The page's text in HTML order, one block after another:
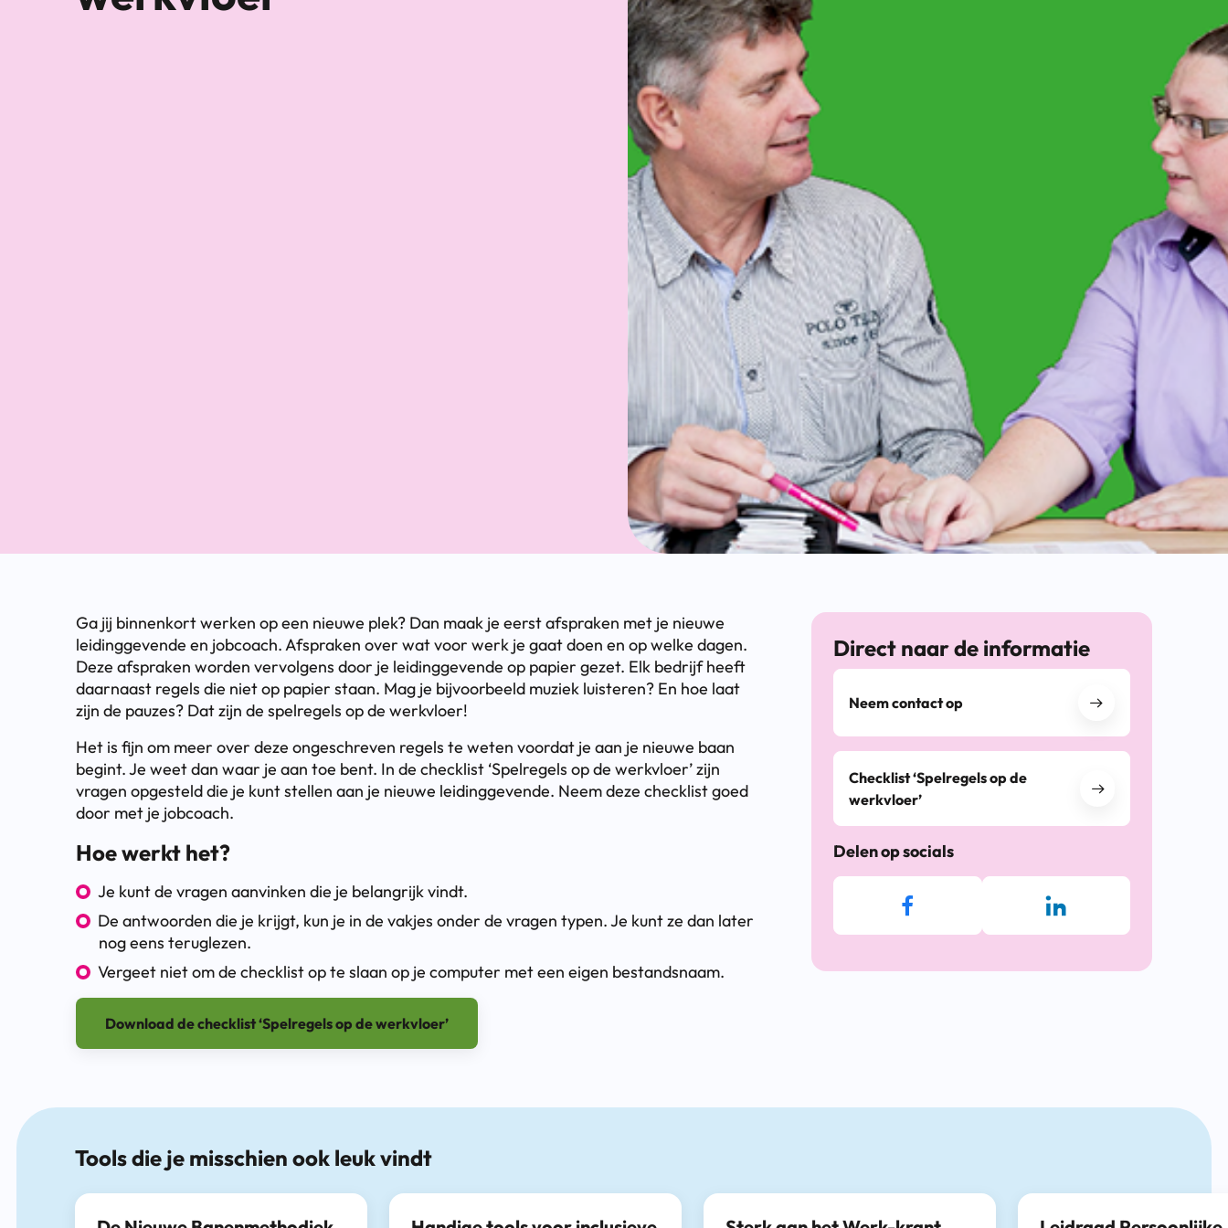
Ga jij binnenkort werken op een nieuwe plek? Dan maak je eerst afspraken met je nieuwe
leidinggevende en jobcoach. Afspraken over wat voor werk je gaat doen en op welke dagen.
Deze afspraken worden vervolgens door je leidinggevende op papier gezet. Elk bedrijf heeft
daarnaast regels die niet op papier staan. Mag je bijvoorbeeld muziek luisteren? En hoe laat
zijn de pauzes? Dat zijn de spelregels op de werkvloer!
Het is fijn om meer over deze ongeschreven regels te weten voordat je aan je nieuwe baan
begint. Je weet dan waar je aan toe bent. In de checklist ‘Spelregels op de werkvloer’ zijn
vragen opgesteld die je kunt stellen aan je nieuwe leidinggevende. Neem deze checklist goed
door met je jobcoach.
Hoe werkt het?
Je kunt de vragen aanvinken die je belangrijk vindt.
De antwoorden die je krijgt, kun je in de vakjes onder de vragen typen. Je kunt ze dan later
nog eens teruglezen.
Vergeet niet om de checklist op te slaan op je computer met een eigen bestandsnaam.
Download de checklist ‘Spelregels op de werkvloer’
Direct naar de informatie
Neem contact op
Checklist ‘Spelregels op de
werkvloer’
Delen op socials
Tools die je misschien ook leuk vindt